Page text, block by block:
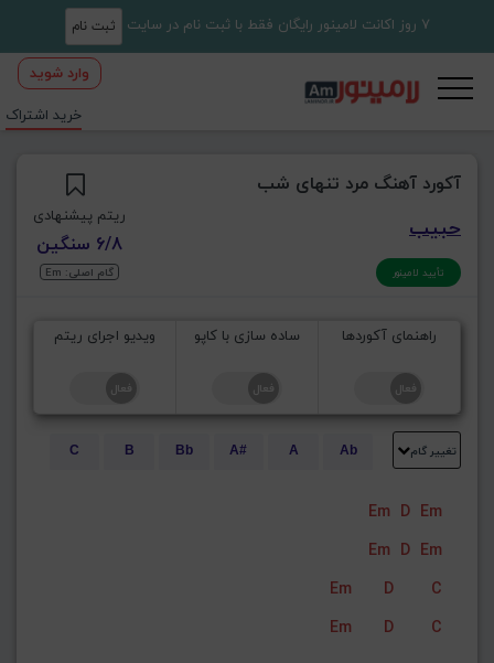
7 روز اکانت لامینور رایگان فقط با ثبت نام در سایت ثبت نام
وارد شوید
خرید اشتراک
آکورد آهنگ مرد تنهای شب
حبیب
تأیید لامینور
ریتم پیشنهادی
6/8 سنگین
گام اصلی: Em
راهنمای آکوردها ساده سازی با کاپو ویدیو اجرای ریتم
تغییر گام Ab
A
A#
Bb
B
C
Em D Em
Em D Em
Em
D
C
Em
D C